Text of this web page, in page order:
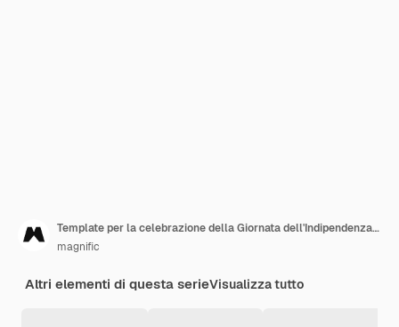
Template per la celebrazione della Giornata dell'Indipendenza dell'Indonesia
magnific
Altri elementi di questa serieVisualizza tutto